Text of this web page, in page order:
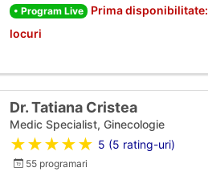
• Program Live Prima disponibilitate:
locuri
Dr. Tatiana Cristea
Medic Specialist, Ginecologie
★★★★★ 5 (5 rating-uri)
55 programari